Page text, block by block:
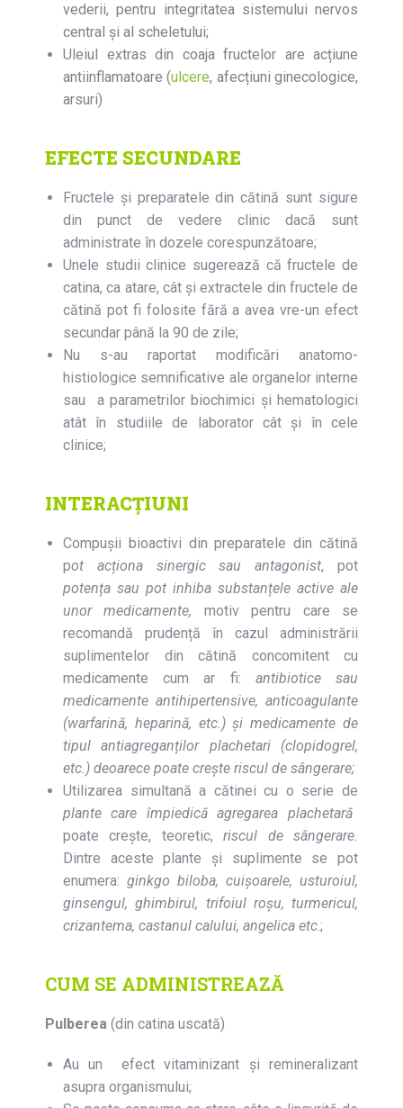
vederii, pentru integritatea sistemului nervos
central și al scheletului;
Uleiul extras din coaja fructelor are acțiune
antiinflamatoare (ulcere, afecțiuni ginecologice,
arsuri)
EFECTE SECUNDARE
Fructele și preparatele din cătină sunt sigure
din punct de vedere clinic dacă sunt
administrate în dozele corespunzătoare;
Unele studii clinice sugerează că fructele de
catina, ca atare, cât și extractele din fructele de
cătină pot fi folosite fără a avea vre-un efect
secundar până la 90 de zile;
Nu s-au raportat modificări anatomo-
histiologice semnificative ale organelor interne
sau a parametrilor biochimici și hematologici
atât în studiile de laborator cât și în cele
clinice;
INTERACȚIUNI
Compușii bioactivi din preparatele din cătină
pot acționa sinergic sau antagonist, pot
potența sau pot inhiba substanțele active ale
unor medicamente, motiv pentru care se
recomandă prudență în cazul administrării
suplimentelor din cătină concomitent cu
medicamente cum ar fi: antibiotice sau
medicamente antihipertensive, anticoagulante
(warfarină, heparină, etc.) și medicamente de
tipul antiagreganților plachetari (clopidogrel,
etc.) deoarece poate crește riscul de sângerare;
Utilizarea simultană a cătinei cu o serie de
plante care împiedică agregarea plachetară
poate crește, teoretic, riscul de sângerare.
Dintre aceste plante și suplimente se pot
enumera: ginkgo biloba, cuișoarele, usturoiul,
ginsengul, ghimbirul, trifoiul roșu, turmericul,
crizantema, castanul calului, angelica etc.;
CUM SE ADMINISTREAZĂ
Pulberea (din catina uscată)
Au un efect vitaminizant şi remineralizant
asupra organismului;